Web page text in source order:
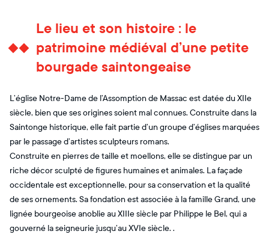
Le lieu et son histoire : le
patrimoine médiéval d’une petite
bourgade saintongeaise
L’église Notre-Dame de l’Assomption de Massac est datée du XIIe
siècle, bien que ses origines soient mal connues. Construite dans la
Saintonge historique, elle fait partie d’un groupe d’églises marquées
par le passage d’artistes sculpteurs romans.
Construite en pierres de taille et moellons, elle se distingue par un
riche décor sculpté de figures humaines et animales. La façade
occidentale est exceptionnelle, pour sa conservation et la qualité
de ses ornements. Sa fondation est associée à la famille Grand, une
lignée bourgeoise anoblie au XIIIe siècle par Philippe le Bel, qui a
gouverné la seigneurie jusqu’au XVIe siècle. .